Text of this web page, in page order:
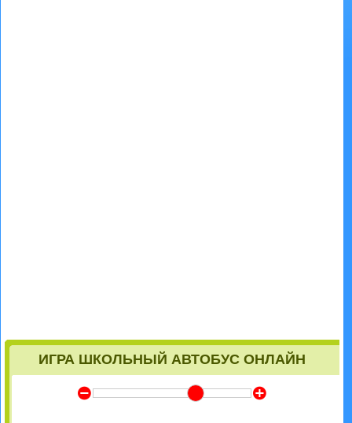
ИГРА ШКОЛЬНЫЙ АВТОБУС ОНЛАЙН
Y Z